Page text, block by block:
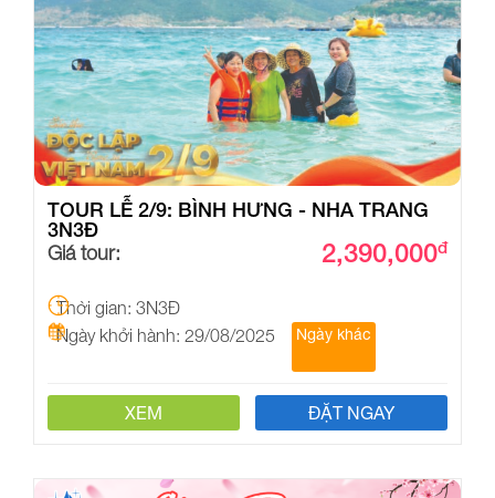
TOUR LỄ 2/9: BÌNH HƯNG - NHA TRANG
3N3Đ
Giá tour: 2,390,000đ
Thời gian: 3N3Đ
Ngày khởi hành: 29/08/2025
Ngày khác
XEM ĐẶT NGAY